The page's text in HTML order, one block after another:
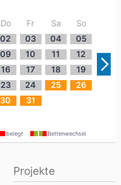
Do Fr Sa
So
02 03 04
05
09 10 11
12
16 17 18
19
23 24 25
26
30 31
belegt Bettenwechsel
Projekte